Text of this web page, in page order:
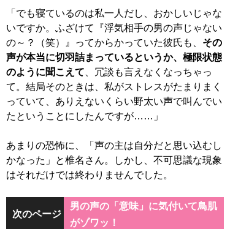
「でも寝ているのは私一人だし、おかしいじゃな
いですか。ふざけて『浮気相手の男の声じゃない
の～？（笑）』ってからかっていた彼氏も、 その
声が本当に切羽詰まっているというか、極限状態
のように聞こえて 、冗談も言えなくなっちゃっ
て。結局そのときは、私がストレスがたまりまく
っていて、ありえないくらい野太い声で叫んでい
たということにしたんですが……」
あまりの恐怖に、「声の主は自分だと思い込むし
かなった」と椎名さん。しかし、不可思議な現象
はそれだけでは終わりませんでした。
次のページ
男の声の「意味」に気付いて鳥肌
がゾワッ！